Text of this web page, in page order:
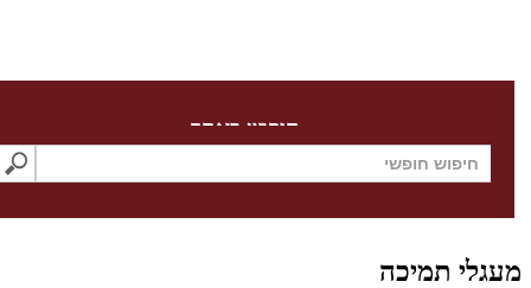
חיפוש באתר
תמיכה